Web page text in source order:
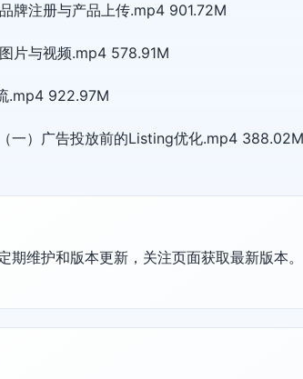
牌注册与产品上传.mp4 901.72M
片与视频.mp4 578.91M
.mp4 922.97M
一）广告投放前的Listing优化.mp4 388.02M
维护和版本更新，关注页面获取最新版本。